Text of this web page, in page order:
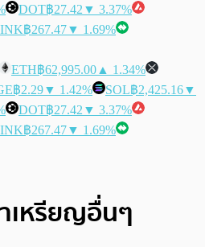
DOT฿27.42 ▼ 3.37%
฿267.47▼ 1.69%
ETH฿62,995.00 ▲ 1.34%
฿2.29▼ 1.42% SOL฿2,425.16▼
DOT฿27.42 ▼ 3.37%
฿267.47▼ 1.69%
เหรียญอื่นๆ